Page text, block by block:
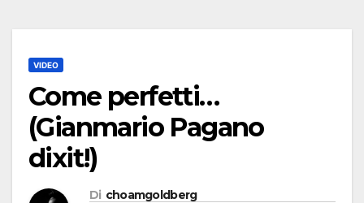
VIDEO
Come perfetti…
(Gianmario Pagano
dixit!)
Di choamgoldberg